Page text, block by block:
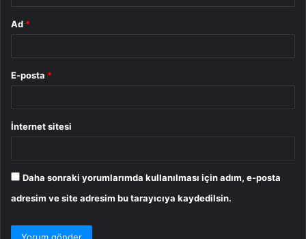
Ad *
E-posta *
İnternet sitesi
Daha sonraki yorumlarımda kullanılması için adım, e-posta
adresim ve site adresim bu tarayıcıya kaydedilsin.